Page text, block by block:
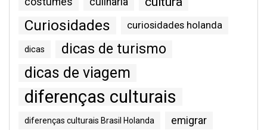
Curiosidades curiosidades holanda
dicas dicas de turismo
dicas de viagem
diferenças culturais
diferenças culturais Brasil Holanda
emigrar